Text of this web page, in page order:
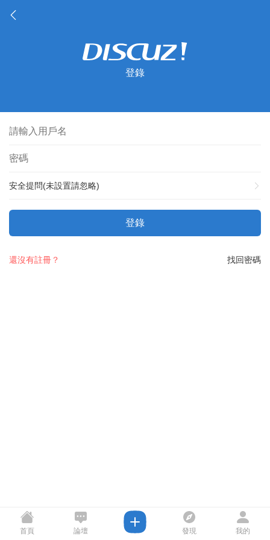
登錄
安全提問(未設置請忽略)
登錄
找回密碼
還沒有註冊？
首頁 論壇 發現 我的